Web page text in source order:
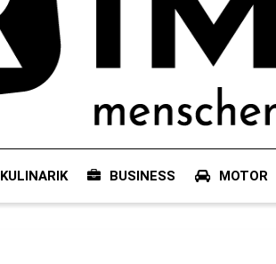
KULINARIK BUSINESS MOTOR